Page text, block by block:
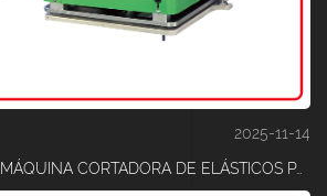
2025-11-14
EVALUACIÓN DE LA MÁQUINA CORTADORA DE ELÁSTICOS PARA MATERIALES MUY ELÁSTICOS